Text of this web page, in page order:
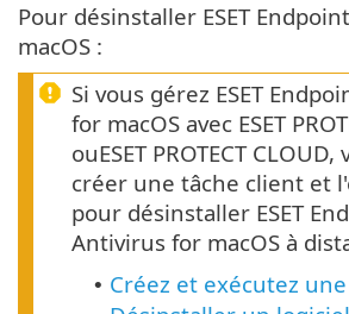
Pour désinstaller ESET
macOS :
Si vous gérez ESET
for macOS avec ESET
ouESET PROTECT
créer une tâche client et
pour désinstaller ESET
Antivirus for macOS à
• Créez et exécutez